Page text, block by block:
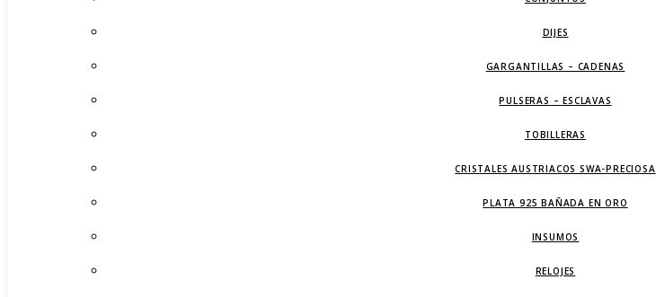
DIJES
GARGANTILLAS – CADENAS
PULSERAS – ESCLAVAS
TOBILLERAS
CRISTALES AUSTRIACOS SWA-PRECIOSA
PLATA 925 BAÑADA EN ORO
INSUMOS
RELOJES